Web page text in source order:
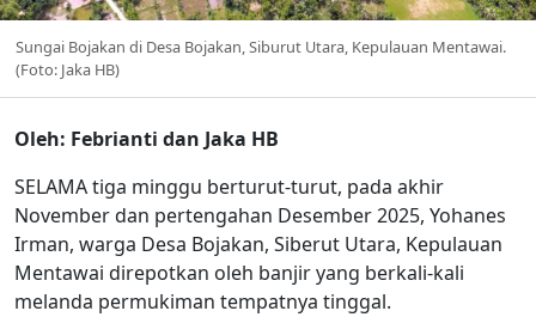
Sungai Bojakan di Desa Bojakan, Siburut Utara, Kepulauan Mentawai.
(Foto: Jaka HB)
Oleh: Febrianti dan Jaka HB
SELAMA tiga minggu berturut-turut, pada akhir
November dan pertengahan Desember 2025, Yohanes
Irman, warga Desa Bojakan, Siberut Utara, Kepulauan
Mentawai direpotkan oleh banjir yang berkali-kali
melanda permukiman tempatnya tinggal.